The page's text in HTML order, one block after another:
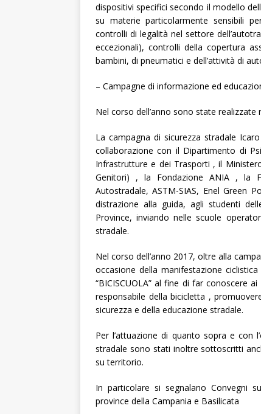
dispositivi specifici secondo il modello
su materie particolarmente sensibili
controlli di legalità nel settore
eccezionali), controlli della copertura
bambini, di pneumatici e dell’attività di
– Campagne di informazione ed
Nel corso dell’anno sono state
La campagna di sicurezza stradale
collaborazione con il Dipartimento di
Infrastrutture e dei Trasporti , il
Genitori) , la Fondazione ANIA , la
Autostradale, ASTM-SIAS, Enel Green
distrazione alla guida, agli studenti
Province, inviando nelle scuole
stradale.
Nel corso dell’anno 2017, oltre alla
occasione della manifestazione
“BICISCUOLA” al fine di far conoscere
responsabile della bicicletta ,
sicurezza e della educazione stradale.
Per l’attuazione di quanto sopra e con
stradale sono stati inoltre sottoscritti
su territorio.
In particolare si segnalano Convegni
province della Campania e Basilicata